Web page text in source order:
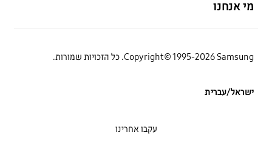
מי אנחנו
Copyright© 1995-2026 Samsung. כל הזכויות שמורות.
ישראל/עברית
עקבו אחרינו